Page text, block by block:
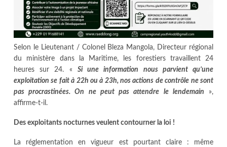
Selon le Lieutenant / Colonel Bleza Mangola, Directeur régional
du ministère dans la Maritime, les forestiers travaillent 24
heures sur 24. « Si une information nous parvient qu’une
exploitation se fait à 22h ou à 23h, nos actions de contrôle ne sont
pas procrastinées. On ne peut pas attendre le lendemain »,
affirme-t-il.
Des exploitants nocturnes veulent contourner la loi !
La réglementation en vigueur est pourtant claire : même